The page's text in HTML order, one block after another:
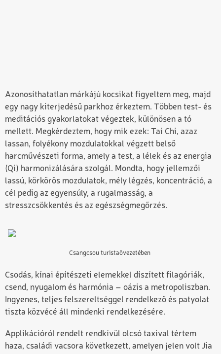
Azonosíthatatlan márkájú kocsikat figyeltem meg, majd
egy nagy kiterjedésű parkhoz érkeztem. Többen test- és
meditációs gyakorlatokat végeztek, különösen a tó
mellett. Megkérdeztem, hogy mik ezek: Tai Chi, azaz
lassan, folyékony mozdulatokkal végzett belső
harcművészeti forma, amely a test, a lélek és az energia
(Qi) harmonizálására szolgál. Mondta, hogy jellemzői
lassú, körkörös mozdulatok, mély légzés, koncentráció, a
cél pedig az egyensúly, a rugalmasság, a
stresszcsökkentés és az egészségmegőrzés.
Csangcsou turistaövezetében
Csodás, kínai építészeti elemekkel díszített filagóriák,
csend, nyugalom és harmónia – oázis a metropoliszban.
Ingyenes, teljes felszereltséggel rendelkező és patyolat
tiszta közvécé áll mindenki rendelkezésére.
Applikációról rendelt rendkívül olcsó taxival tértem
haza, családi vacsora következett, amelyen jelen volt Jia